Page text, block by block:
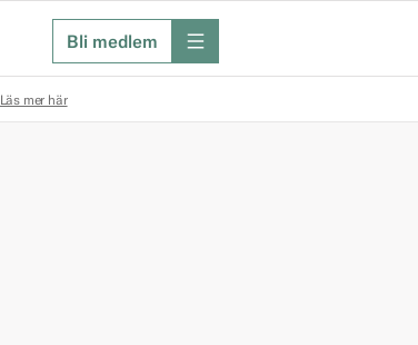
Bli medlem meny
Läs mer här